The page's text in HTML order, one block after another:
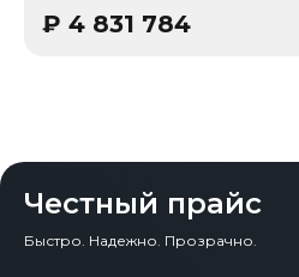
дверей: 5. Среди опций
Цифровая приборная панель,
телефон.
₽ 4 831 784
Честный прайс
Быстро. Надежно. Прозрачно.